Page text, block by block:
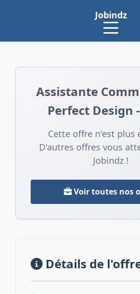
Jobindz
Assistante
Perfect Design
Cette offre n'est plus
D'autres offres vous
Jobindz !
Voir toutes nos
Détails de